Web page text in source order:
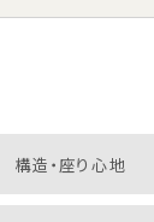
構造・座り心地